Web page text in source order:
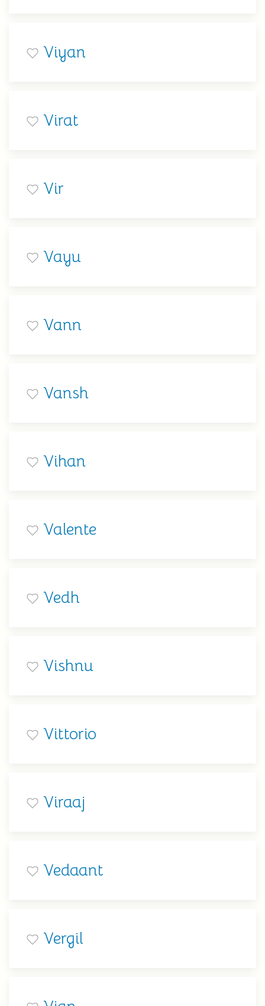
Viyan
Virat
Vir
Vayu
Vann
Vansh
Vihan
Valente
Vedh
Vishnu
Vittorio
Viraaj
Vedaant
Vergil